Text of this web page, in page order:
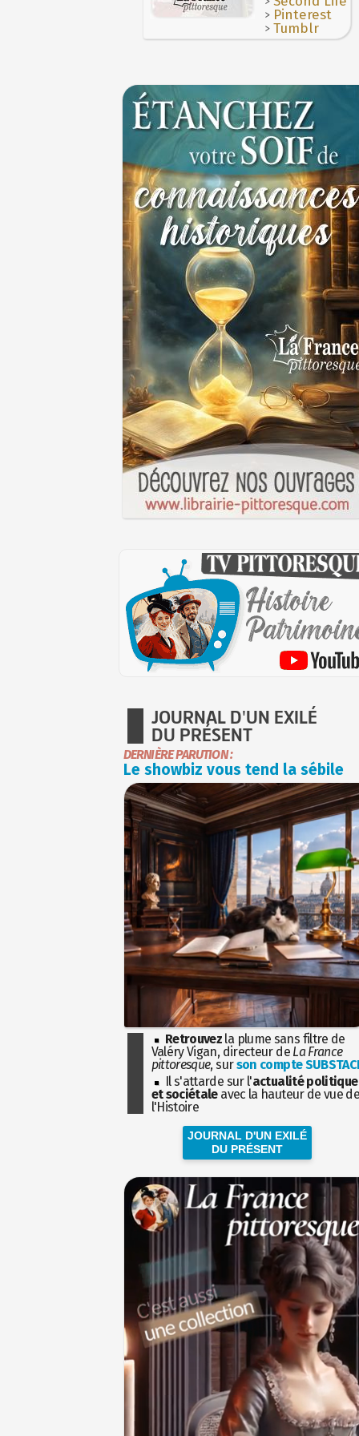
JOURNAL D'UN EXILÉ
DU PRÉSENT
DERNIÈRE PARUTION :
Le showbiz vous tend la sébile
Retrouvez la plume sans filtre de
Valéry Vigan, directeur de La France
pittoresque, surson compte
Il s'attarde sur l'actualité politique
et sociétaleavec la hauteur de vue
l'Histoire
JOURNAL D'UN EXILÉ
DU PRÉSENT
> Pinterest
>Tumblr